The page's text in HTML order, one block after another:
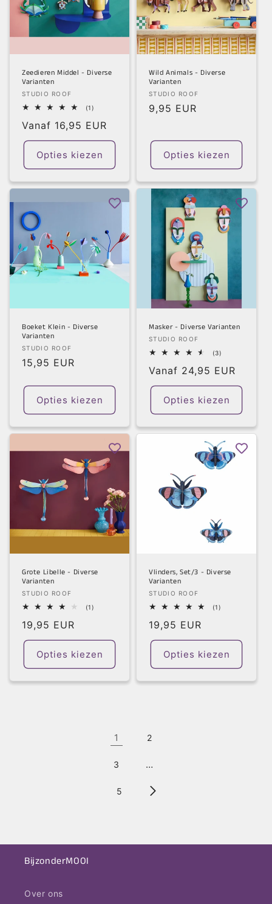
Zeedieren Middel - Diverse
Varianten
Verkoper:
STUDIO ROOF
(1)
aantal
Normale
prijs
Vanaf 16,95 EUR
Opties kiezen
Wild Animals - Diverse
Varianten
Verkoper:
STUDIO ROOF
Normale
9,95 EUR
Opties kiezen
Boeket Klein - Diverse
Varianten
Verkoper:
STUDIO ROOF
Normale
15,95 EUR
Opties kiezen
Masker - Diverse Varianten
Verkoper:
STUDIO ROOF
(3)
aantal
Normale
prijs
Vanaf 24,95 EUR
Opties kiezen
Grote Libelle - Diverse
Varianten
Verkoper:
STUDIO ROOF
(1)
Normale
prijs
19,95 EUR
Opties kiezen
Vlinders, Set/3 - Diverse
Varianten
Verkoper:
STUDIO ROOF
(1)
Normale
prijs
19,95 EUR
Opties kiezen
1 2
3 …
5
BijzonderMOOI
Over ons